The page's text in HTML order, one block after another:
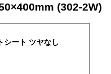
(302-2W)
シート ツヤなし